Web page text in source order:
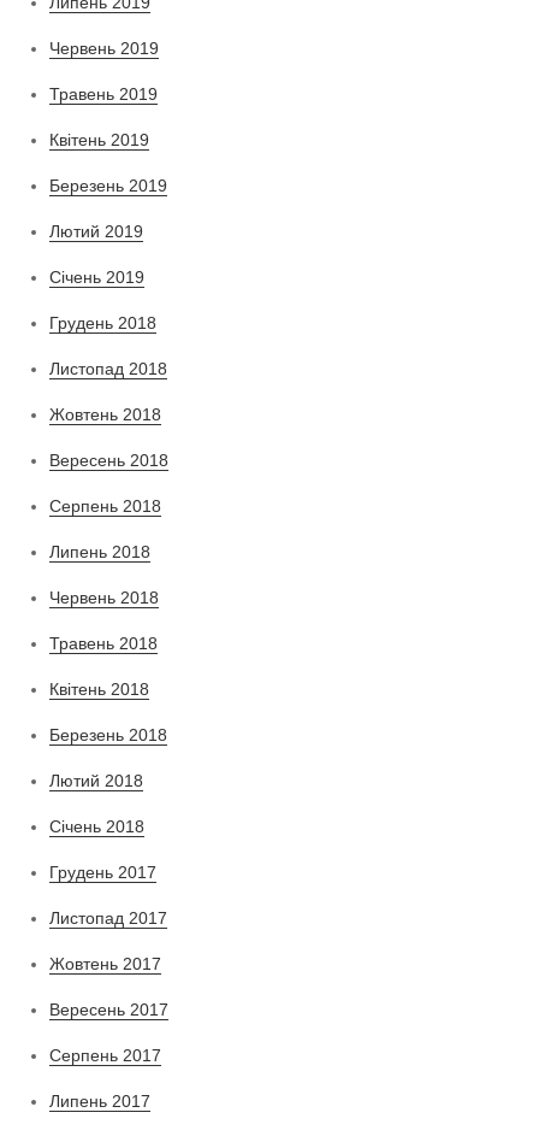
Червень 2019
Травень 2019
Квітень 2019
Березень 2019
Лютий 2019
Січень 2019
Грудень 2018
Листопад 2018
Жовтень 2018
Вересень 2018
Серпень 2018
Липень 2018
Червень 2018
Травень 2018
Квітень 2018
Березень 2018
Лютий 2018
Січень 2018
Грудень 2017
Листопад 2017
Жовтень 2017
Вересень 2017
Серпень 2017
Липень 2017